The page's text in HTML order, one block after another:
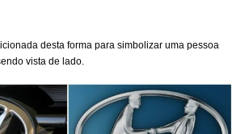
desta forma para simbolizar uma pessoa
vista de lado.